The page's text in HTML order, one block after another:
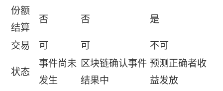
份额
结算
否 否 是
交易 可 可 不可
状态
事件尚未
发生
区块链确认事件
结果中
预测正确者收
益发放